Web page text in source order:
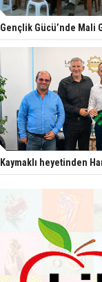
Gençlik Gücü’nde Mali
Kaymaklı heyetinden